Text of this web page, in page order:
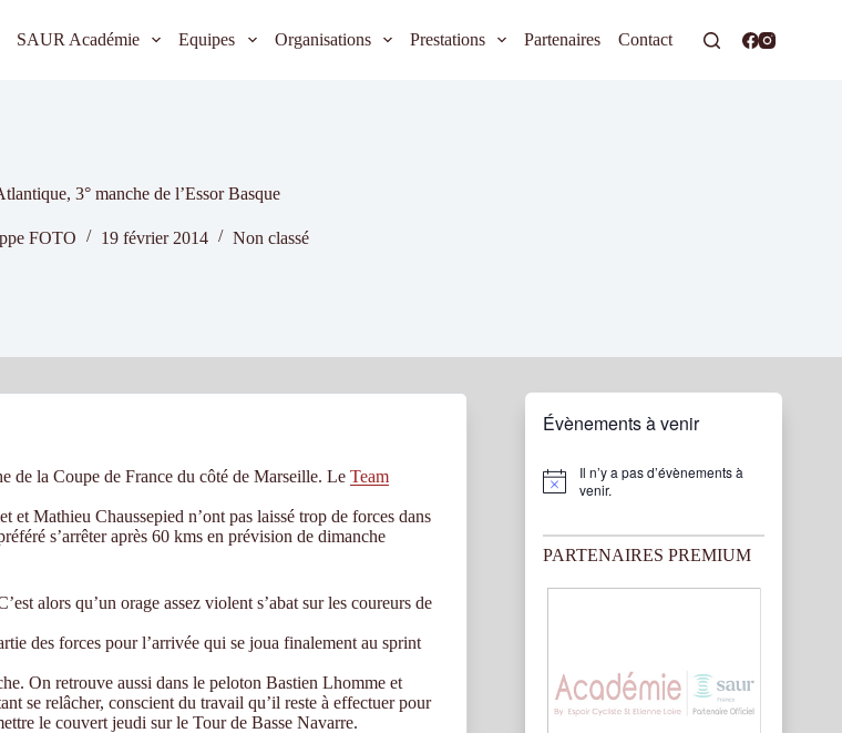
SAUR Académie Equipes Organisations Prestations Partenaires Contact
3° manche de l’Essor Basque
FOTO 19 février 2014 Non classé
de la Coupe de France du côté de Marseille. Le Team
et Mathieu Chaussepied n’ont pas laissé trop de forces dans
s’arrêter après 60 kms en prévision de dimanche
alors qu’un orage assez violent s’abat sur les coureurs de
des forces pour l’arrivée qui se joua finalement au sprint
On retrouve aussi dans le peloton Bastien Lhomme et
se relâcher, conscient du travail qu’il reste à effectuer pour
le couvert jeudi sur le Tour de Basse Navarre.
Évènements à venir
N
i
c
Il n’y a pas d’évènements à
venir.
PARTENAIRES PREMIUM